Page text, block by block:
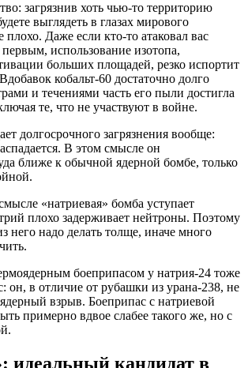
загрязнив хоть чью-то территорию
выглядеть в глазах мирового
плохо. Даже если кто-то атаковал вас
использование изотопа,
больших площадей, резко испортит
кобальт-60 достаточно долго
и течениями часть его пыли достигла
те, что не участвуют в войне.
долгосрочного загрязнения вообще:
В этом смысле он
ближе к обычной ядерной бомбе, только
«натриевая» бомба уступает
плохо задерживает нейтроны. Поэтому
него надо делать толще, иначе много
боеприпасом у натрия-24 тоже
он, в отличие от рубашки из урана-238, не
взрыв. Боеприпас с натриевой
примерно вдвое слабее такого же, но с
идеальный кандидат в